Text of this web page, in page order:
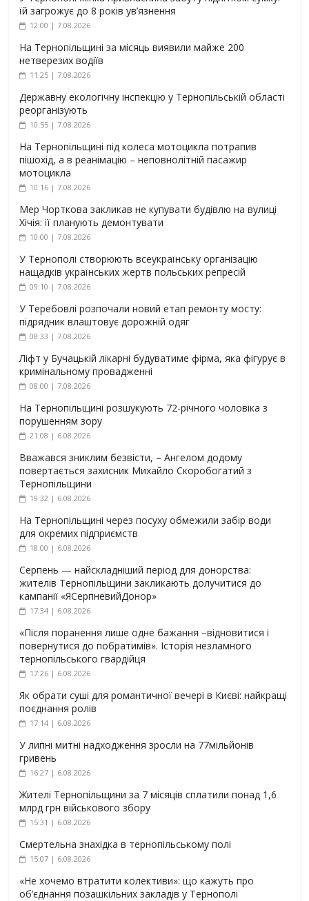
їй загрожує до 8 років ув’язнення
12:00 | 7.08.2026
На Тернопільщині за місяць виявили майже 200
нетверезих водіїв
11:25 | 7.08.2026
Державну екологічну інспекцію у Тернопільській області
реорганізують
10:55 | 7.08.2026
На Тернопільщині під колеса мотоцикла потрапив
пішохід, а в реанімацію – неповнолітній пасажир
мотоцикла
10:16 | 7.08.2026
Мер Чорткова закликав не купувати будівлю на вулиці
Хічія: її планують демонтувати
10:00 | 7.08.2026
У Тернополі створюють всеукраїнську організацію
нащадків українських жертв польських репресій
09:10 | 7.08.2026
У Теребовлі розпочали новий етап ремонту мосту:
підрядник влаштовує дорожній одяг
08:33 | 7.08.2026
Ліфт у Бучацькій лікарні будуватиме фірма, яка фігурує в
кримінальному провадженні
08:00 | 7.08.2026
На Тернопільщині розшукують 72-річного чоловіка з
порушенням зору
21:08 | 6.08.2026
Вважався зниклим безвісти, – Ангелом додому
повертається захисник Михайло Скоробогатий з
Тернопільщини
19:32 | 6.08.2026
На Тернопільщині через посуху обмежили забір води
для окремих підприємств
18:00 | 6.08.2026
Серпень — найскладніший період для донорства:
жителів Тернопільщини закликають долучитися до
кампанії «ЯСерпневийДонор»
17:34 | 6.08.2026
«Після поранення лише одне бажання –відновитися і
повернутися до побратимів». Історія незламного
тернопільського гвардійця
17:26 | 6.08.2026
Як обрати суші для романтичної вечері в Києві: найкращі
поєднання ролів
17:14 | 6.08.2026
У липні митні надходження зросли на 77мільйонів
гривень
16:27 | 6.08.2026
Жителі Тернопільщини за 7 місяців сплатили понад 1,6
млрд грн військового збору
15:31 | 6.08.2026
Смертельна знахідка в тернопільському полі
15:07 | 6.08.2026
«Не хочемо втратити колективи»: що кажуть про
об’єднання позашкільних закладів у Тернополі